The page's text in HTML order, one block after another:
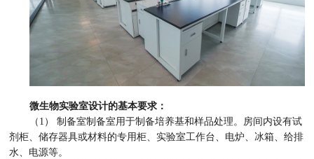
微生物实验室设计的基本要求：
（1） 制备室制备室用于制备培养基和样品处理。房间内设有试
剂柜、储存器具或材料的专用柜、实验室工作台、电炉、冰箱、给排
水、电源等。